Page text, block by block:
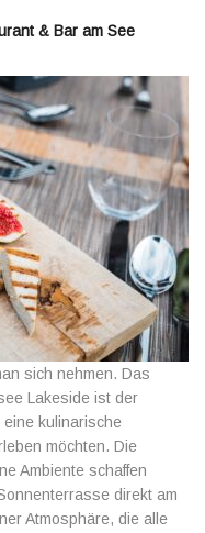
& Bar am See
sich nehmen. Das
Lakeside ist der
kulinarische
möchten. Die
Ambiente schaffen
direkt am
Atmosphäre, die alle